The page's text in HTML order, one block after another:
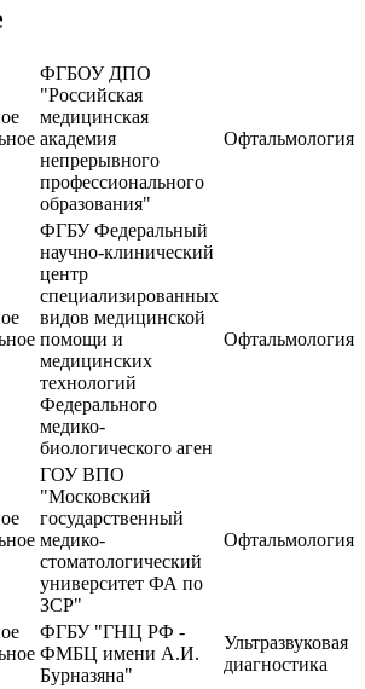
ФГБОУ ДПО
"Российская
медицинская
академия
непрерывного
профессионального
образования"
Офтальмология
ФГБУ Федеральный
научно-клинический
центр
специализированных
видов медицинской
помощи и
медицинских
технологий
Федерального
медико-
биологического аген
Офтальмология
ГОУ ВПО
"Московский
государственный
медико-
стоматологический
университет ФА по
ЗСР"
Офтальмология
ФГБУ "ГНЦ РФ -
ФМБЦ имени А.И.
Бурназяна"
Ультразвуковая
диагностика